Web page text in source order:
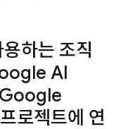
하는 조직
AI
Google
로젝트에 연